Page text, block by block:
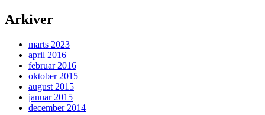
Arkiver
marts 2023
april 2016
februar 2016
oktober 2015
august 2015
januar 2015
december 2014